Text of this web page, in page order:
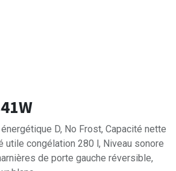
D, No Frost, Capacité nette
utile congélation 280 l, Niveau sonore
de porte gauche réversible,